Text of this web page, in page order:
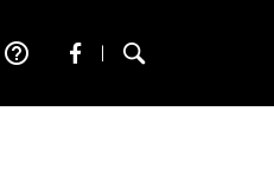
help_outline